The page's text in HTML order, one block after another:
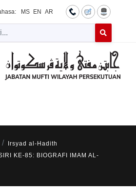
MS EN AR
Cari
Irsyad al-Hadith
KE-85: BIOGRAFI IMAM AL-